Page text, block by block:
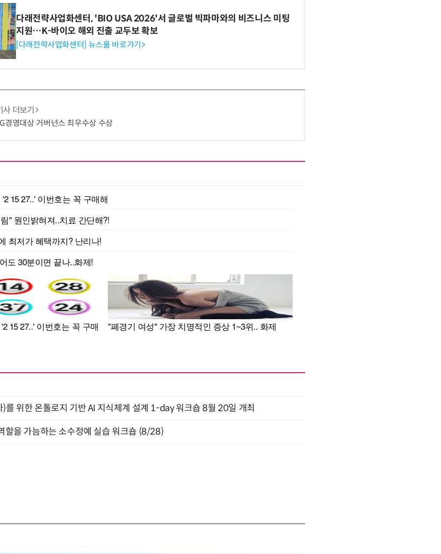
다래전략사업화센터, 'BIO USA 2026'서 글로벌 빅파마와의 비즈니스 미팅
지원…K-바이오 해외 진출 교두보 확보
[다래전략사업화센터] 뉴스룸 바로가기>
사 더보기
경영대상 거버넌스 최우수상 수상
를 위한 온톨로지 기반 AI 지식체계 설계 1-day 워크숍 8월 20일 개최
할을 가늠하는 소수정예 실습 워크숍 (8/28)